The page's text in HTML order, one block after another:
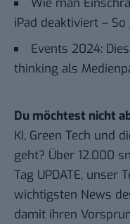
Wie man
iPad deaktiviert – So
Events 2024:
thinking als
Du möchtest nicht
KI, Green Tech und
geht? Über 12.000
Tag UPDATE, unser
wichtigsten News
damit ihren